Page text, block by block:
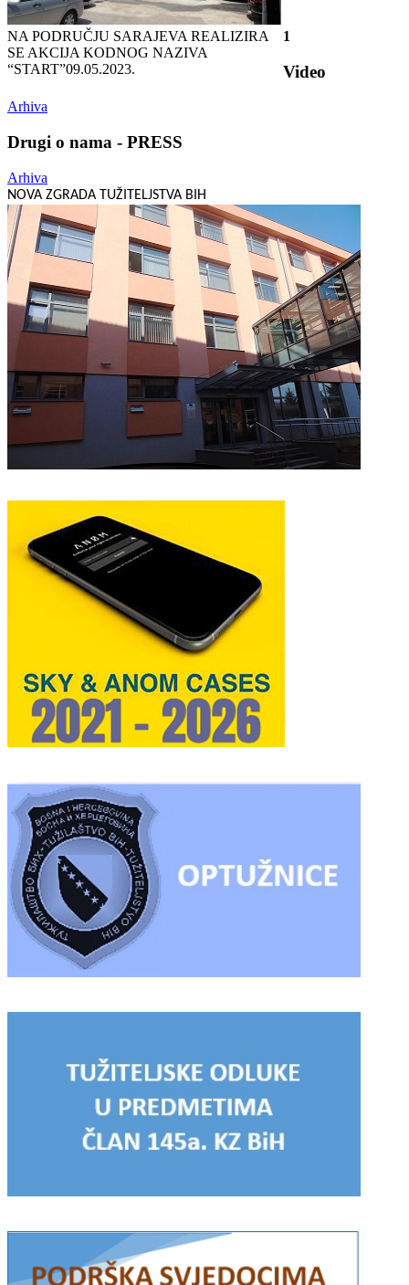
NA PODRUČJU SARAJEVA REALIZIRA
SE AKCIJA KODNOG NAZIVA
“START”09.05.2023.
1
Video
Arhiva
Drugi o nama - PRESS
Arhiva
NOVA ZGRADA TUŽITELJSTVA BIH